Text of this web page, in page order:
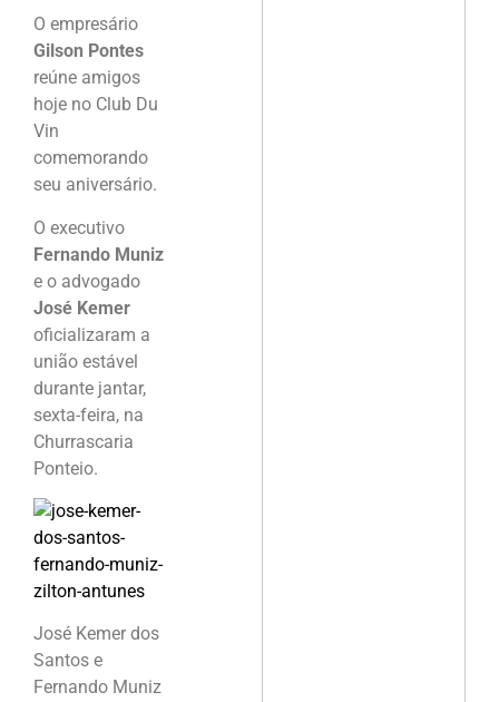
O empresário
Gilson Pontes
reúne amigos
hoje no Club Du
Vin
comemorando
seu aniversário.
O executivo
Fernando Muniz
e o advogado
José Kemer
oficializaram a
união estável
durante jantar,
sexta-feira, na
Churrascaria
Ponteio.
José Kemer dos
Santos e
Fernando Muniz